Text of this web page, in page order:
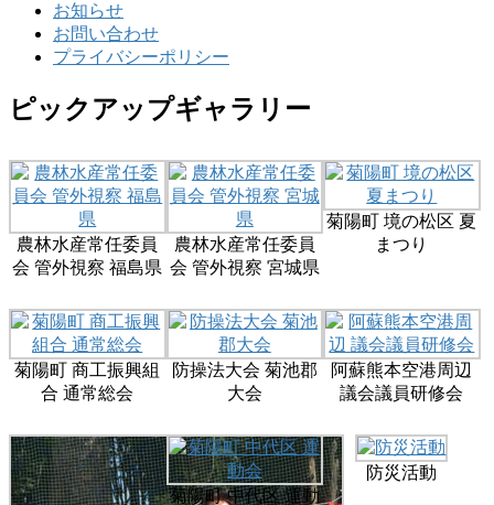
お知らせ
お問い合わせ
プライバシーポリシー
ピックアップギャラリー
農林水産常任委員
会 管外視察 福島県
農林水産常任委員
会 管外視察 宮城県
菊陽町 境の松区 夏
まつり
菊陽町 商工振興組
合 通常総会
防操法大会 菊池郡
大会
阿蘇熊本空港周辺
議会議員研修会
菊陽町 中代区 運動
防災活動